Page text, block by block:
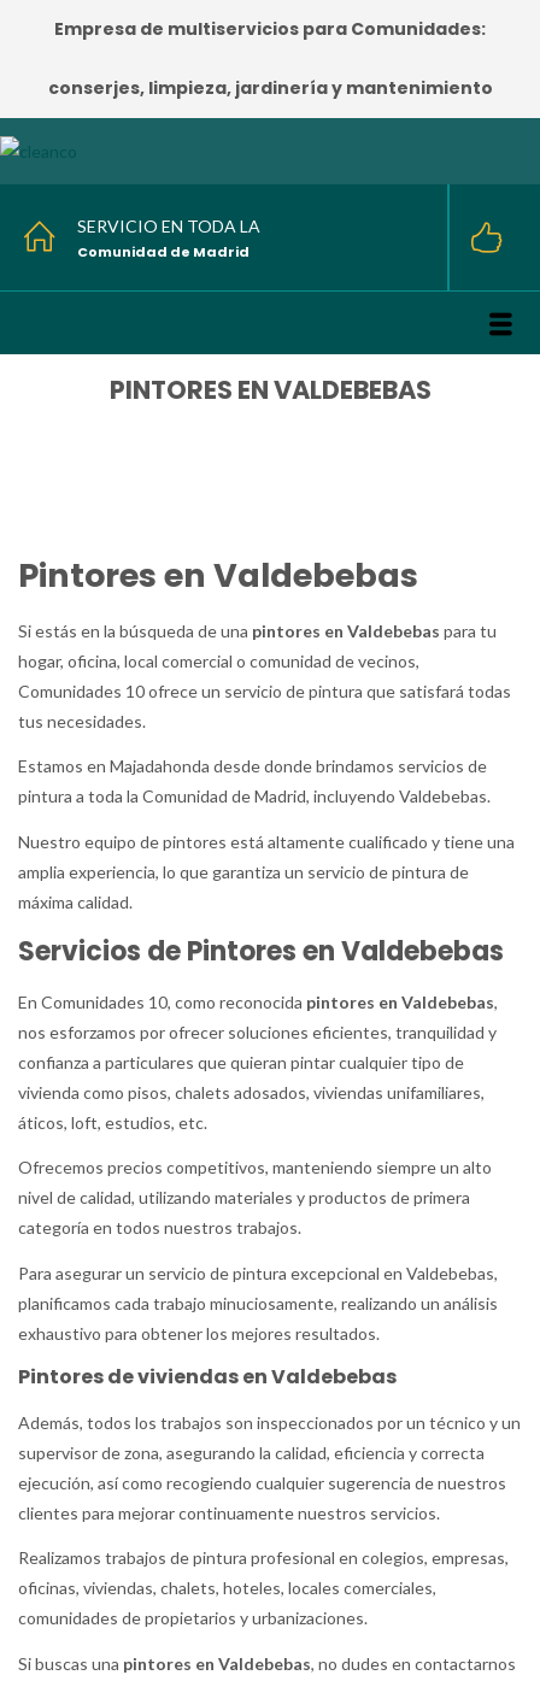
Empresa de multiservicios para Comunidades:
conserjes, limpieza, jardinería y mantenimiento
SERVICIO EN TODA LA
Comunidad de Madrid
PINTORES EN VALDEBEBAS
Pintores en Valdebebas
Si estás en la búsqueda de una pintores en Valdebebas para tu
hogar, oficina, local comercial o comunidad de vecinos,
Comunidades 10 ofrece un servicio de pintura que satisfará todas
tus necesidades.
Estamos en Majadahonda desde donde brindamos servicios de
pintura a toda la Comunidad de Madrid, incluyendo Valdebebas.
Nuestro equipo de pintores está altamente cualificado y tiene una
amplia experiencia, lo que garantiza un servicio de pintura de
máxima calidad.
Servicios de Pintores en Valdebebas
En Comunidades 10, como reconocida pintores en Valdebebas,
nos esforzamos por ofrecer soluciones eficientes, tranquilidad y
confianza a particulares que quieran pintar cualquier tipo de
vivienda como pisos, chalets adosados, viviendas unifamiliares,
áticos, loft, estudios, etc.
Ofrecemos precios competitivos, manteniendo siempre un alto
nivel de calidad, utilizando materiales y productos de primera
categoría en todos nuestros trabajos.
Para asegurar un servicio de pintura excepcional en Valdebebas,
planificamos cada trabajo minuciosamente, realizando un análisis
exhaustivo para obtener los mejores resultados.
Pintores de viviendas en Valdebebas
Además, todos los trabajos son inspeccionados por un técnico y un
supervisor de zona, asegurando la calidad, eficiencia y correcta
ejecución, así como recogiendo cualquier sugerencia de nuestros
clientes para mejorar continuamente nuestros servicios.
Realizamos trabajos de pintura profesional en colegios, empresas,
oficinas, viviendas, chalets, hoteles, locales comerciales,
comunidades de propietarios y urbanizaciones.
Si buscas una pintores en Valdebebas, no dudes en contactarnos